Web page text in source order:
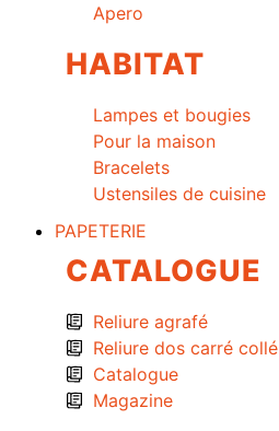
Apero
HABITAT
Lampes et bougies
Pour la maison
Bracelets
Ustensiles de cuisine
PAPETERIE
CATALOGUE
Reliure agrafé
Reliure dos carré collé
Catalogue
Magazine